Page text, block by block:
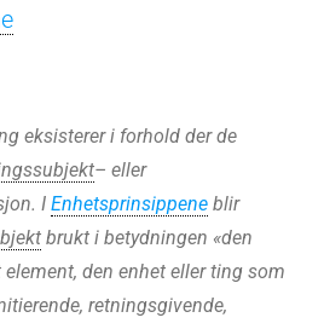
eksisterer i forhold der de
– eller
I Enhetsprinsippene blir
brukt i betydningen «den
element, den enhet eller ting som
retningsgivende,